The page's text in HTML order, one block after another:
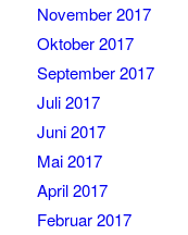
November 2017
Oktober 2017
September 2017
Juli 2017
Juni 2017
Mai 2017
April 2017
Februar 2017